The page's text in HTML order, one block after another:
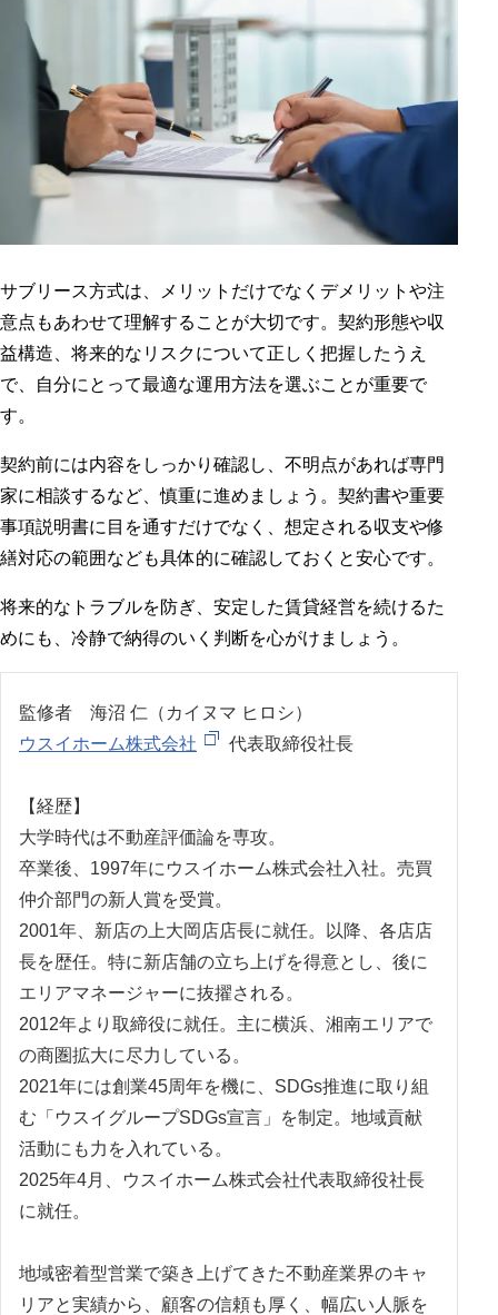
サブリース方式は、メリットだけでなくデメリットや注
意点もあわせて理解することが大切です。契約形態や収
益構造、将来的なリスクについて正しく把握したうえ
で、自分にとって最適な運用方法を選ぶことが重要で
す。
契約前には内容をしっかり確認し、不明点があれば専門
家に相談するなど、慎重に進めましょう。契約書や重要
事項説明書に目を通すだけでなく、想定される収支や修
繕対応の範囲なども具体的に確認しておくと安心です。
将来的なトラブルを防ぎ、安定した賃貸経営を続けるた
めにも、冷静で納得のいく判断を心がけましょう。
監修者 海沼 仁（カイヌマ ヒロシ）
ウスイホーム株式会社
代表取締役社長
【経歴】
大学時代は不動産評価論を専攻。
卒業後、1997年にウスイホーム株式会社入社。売買
仲介部門の新人賞を受賞。
2001年、新店の上大岡店店長に就任。以降、各店店
長を歴任。特に新店舗の立ち上げを得意とし、後に
エリアマネージャーに抜擢される。
2012年より取締役に就任。主に横浜、湘南エリアで
の商圏拡大に尽力している。
2021年には創業45周年を機に、SDGs推進に取り組
む「ウスイグループSDGs宣言」を制定。地域貢献
活動にも力を入れている。
2025年4月、ウスイホーム株式会社代表取締役社長
に就任。
地域密着型営業で築き上げてきた不動産業界のキャ
リアと実績から、顧客の信頼も厚く、幅広い人脈を